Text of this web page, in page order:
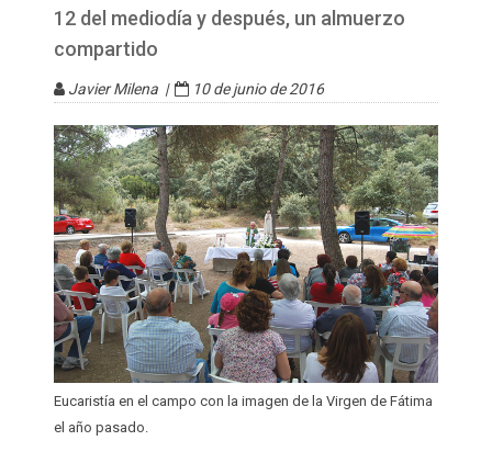
12 del mediodía y después, un almuerzo
compartido
Javier Milena | 10 de junio de 2016
Eucaristía en el campo con la imagen de la Virgen de Fátima
el año pasado.